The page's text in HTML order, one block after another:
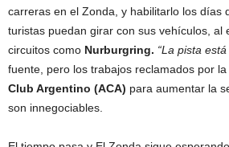
carreras en el Zonda, y habilitarlo los días
turistas puedan girar con sus vehículos, al
circuitos como Nurburgring. “La pista está
fuente, pero los trabajos reclamados por la
Club Argentino (ACA) para aumentar la
son innegociables.